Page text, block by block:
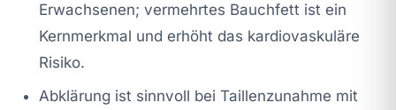
Erwachsenen; vermehrtes Bauchfett ist ein
Kernmerkmal und erhöht das kardiovaskuläre
Risiko.
Abklärung ist sinnvoll bei Taillenzunahme mit